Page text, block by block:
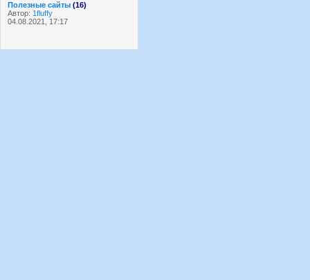
Полезные сайты (16)
Автор: 1fluffy
04.08.2021, 17:17